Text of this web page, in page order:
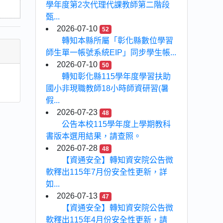
學年度第2次代理代課教師第二階段
甄...
2026-07-10
52
轉知本縣所屬「彰化縣數位學習
師生單一帳號系統EIP」同步學生帳...
2026-07-10
50
轉知彰化縣115學年度學習扶助
國小非現職教師18小時師資研習(暑
假...
2026-07-23
48
公告本校115學年度上學期教科
書版本選用結果，請查照。
2026-07-28
48
【資通安全】轉知資安院公告微
軟釋出115年7月份安全性更新，詳
如...
2026-07-13
47
【資通安全】轉知資安院公告微
軟釋出115年4月份安全性更新，請